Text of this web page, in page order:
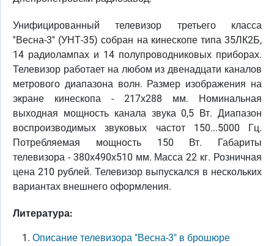
Унифицированный телевизор третьего класса
''Весна-3'' (УНТ-35) собран на кинескопе типа 35ЛК2Б,
14 радиолампах и 14 полупроводниковых приборах.
Телевизор работает на любом из двенадцати каналов
метрового диапазона волн. Размер изображения на
экране кинескопа - 217х288 мм. Номинальная
выходная мощность канала звука 0,5 Вт. Диапазон
воспроизводимых звуковых частот 150...5000 Гц.
Потребляемая мощность 150 Вт. Габариты
телевизора - 380х490х510 мм. Масса 22 кг. Розничная
цена 210 рублей. Телевизор выпускался в нескольких
вариантах внешнего оформления.
Литература:
Описание телевизора "Весна-3" в брошюре